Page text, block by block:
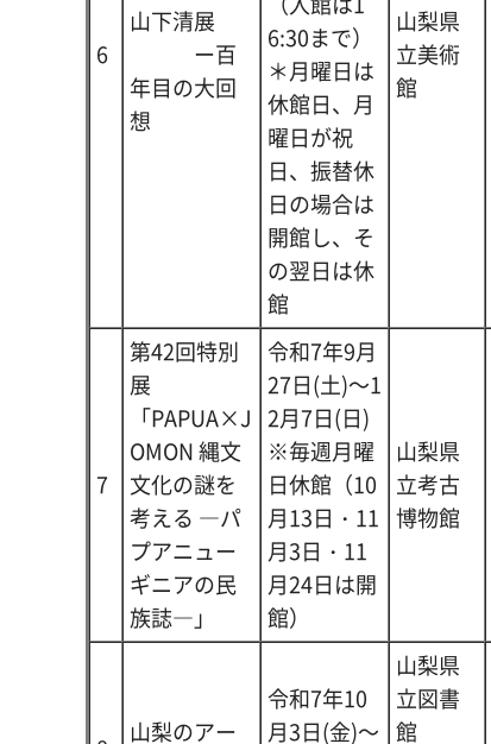
6
山下清展
ー百
年目の大回
想
6:30まで）
＊月曜日は
休館日、月
曜日が祝
日、振替休
日の場合は
開館し、そ
の翌日は休
館
山梨県
立美術
館
7
第42回特別
展
「PAPUA×J
OMON 縄文
文化の謎を
考える ―パ
プアニュー
ギニアの民
族誌―」
令和7年9月
27日(土)～1
2月7日(日)
※毎週月曜
日休館（10
月13日・11
月3日・11
月24日は開
館）
山梨県
立考古
博物館
山梨のアー
令和7年10
月3日(金)～
山梨県
立図書
館